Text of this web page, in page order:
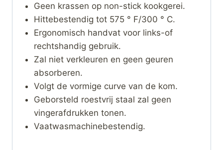
Geen krassen op non-stick kookgerei.
Hittebestendig tot 575 ° F/300 ° C.
Ergonomisch handvat voor links-of
rechtshandig gebruik.
Zal niet verkleuren en geen geuren
absorberen.
Volgt de vormige curve van de kom.
Geborsteld roestvrij staal zal geen
vingerafdrukken tonen.
Vaatwasmachinebestendig.